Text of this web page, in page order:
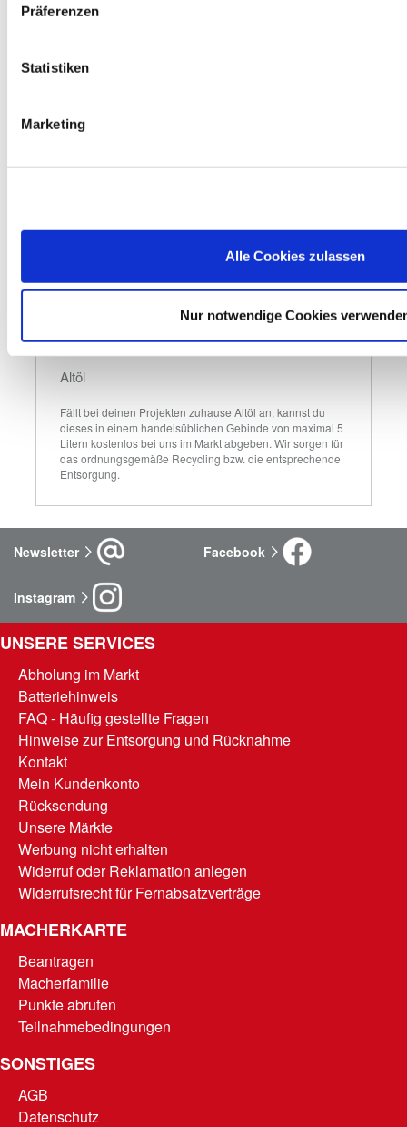
Präferenzen
Statistiken
Marketing
Alle Cookies zulassen
Nur notwendige Cookies
Autobatterie
zurück. Solltest du keine neue benötigen, erhältst du 7,50
€ Pfand gem. § 10 BattG nur für zuvor bei uns gekaufte
Du kannst bei uns Elektrokleingeräte wie z. B.
Bohrmaschinen, Elektrosägen oder Toaster, die kleiner als
25 cm sind, kostenlos zurückgeben. Größere Geräte
nehmen wir in Verbindung mit einem Neukauf eines
ähnlichen Produktes zurück.
Altöl
Fällt bei deinen Projekten zuhause Altöl an, kannst du
dieses in einem handelsüblichen Gebinde von maximal 5
Litern kostenlos bei uns im Markt abgeben. Wir sorgen für
das ordnungsgemäße Recycling bzw. die entsprechende
Entsorgung.
Newsletter Facebook
Instagram
UNSERE SERVICES
Abholung im Markt
Batteriehinweis
FAQ - Häufig gestellte Fragen
Hinweise zur Entsorgung und Rücknahme
Kontakt
Mein Kundenkonto
Rücksendung
Unsere Märkte
Werbung nicht erhalten
Widerruf oder Reklamation anlegen
Widerrufsrecht für Fernabsatzverträge
MACHERKARTE
Beantragen
Macherfamilie
Punkte abrufen
Teilnahmebedingungen
SONSTIGES
AGB
Datenschutz